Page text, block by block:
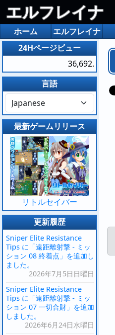
エルフレイナ
ホーム エルフレイナ
24Hページビュー
36,692.
言語
最新ゲームリリース
リトルセイバー
更新履歴
Sniper Elite Resistance
Tips に「遠距離射撃 - ミッ
ション 08 終着点」を追加し
ました。
2026年7月5日日曜日
Sniper Elite Resistance
Tips に「遠距離射撃 - ミッ
ション 07 一切合財」を追加
しました。
2026年6月24日水曜日